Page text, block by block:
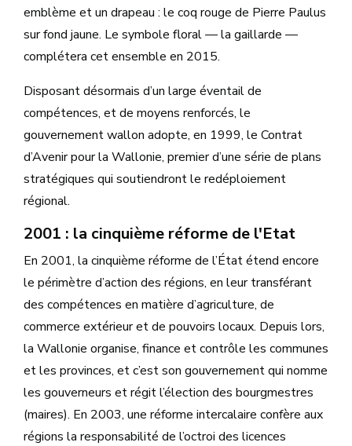
emblème et un drapeau : le coq rouge de Pierre Paulus
sur fond jaune. Le symbole floral — la gaillarde —
complétera cet ensemble en 2015.
Disposant désormais d’un large éventail de
compétences, et de moyens renforcés, le
gouvernement wallon adopte, en 1999, le Contrat
d’Avenir pour la Wallonie, premier d’une série de plans
stratégiques qui soutiendront le redéploiement
régional.
2001 : la cinquième réforme de l'Etat
En 2001, la cinquième réforme de l’État étend encore
le périmètre d’action des régions, en leur transférant
des compétences en matière d’agriculture, de
commerce extérieur et de pouvoirs locaux. Depuis lors,
la Wallonie organise, finance et contrôle les communes
et les provinces, et c’est son gouvernement qui nomme
les gouverneurs et régit l’élection des bourgmestres
(maires). En 2003, une réforme intercalaire confère aux
régions la responsabilité de l’octroi des licences